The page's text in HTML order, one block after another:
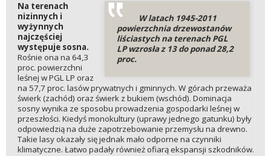
W latach 1945-2011
powierzchnia drzewostanów
liściastych na terenach PGL
LP wzrosła z 13 do ponad 28,2
proc.
Na terenach
nizinnych i
wyżynnych
najczęściej
występuje sosna.
Rośnie ona na 64,3
proc. powierzchni
leśnej w PGL LP oraz
na 57,7 proc. lasów prywatnych i gminnych. W górach przeważa
świerk (zachód) oraz świerk z bukiem (wschód). Dominacja
sosny wynika ze sposobu prowadzenia gospodarki leśnej w
przeszłości. Kiedyś monokultury (uprawy jednego gatunku) były
odpowiedzią na duże zapotrzebowanie przemysłu na drewno.
Takie lasy okazały się jednak mało odporne na czynniki
klimatyczne. Łatwo padały również ofiarą ekspansji szkodników.